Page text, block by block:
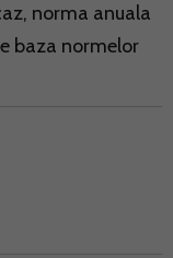
norma anuala
baza normelor